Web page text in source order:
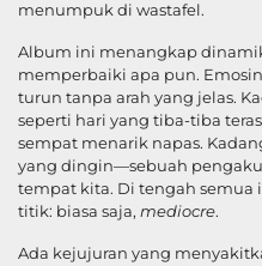
menumpuk di wastafel.
Album ini menangkap
memperbaiki apa pun.
turun tanpa arah yang jelas.
seperti hari yang tiba-tiba
sempat menarik napas.
yang dingin—sebuah
tempat kita. Di tengah semua
titik: biasa saja, mediocre.
Ada kejujuran yang